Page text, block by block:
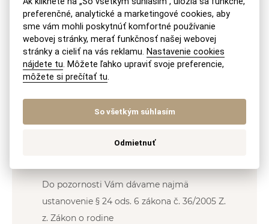
Žijem v zahraničí, v Spojenom kráľovstve. Na
Slovensku mám syna, ktorý bude mať v októbri 18
rokov. Jeho matka mi už dlhé roky zakazuje ho
kontaktovať a obracia ho proti mne. Ako môžem
ODPOVEĎ:
Do pozornosti Vám dávame najmä
ustanovenie § 24 ods. 6 zákona č. 36/2005 Z.
z. Zákon o rodine
preferenčné, analytické a marketingové cookies, aby
sme vám mohli poskytnúť komfortné používanie
webovej stránky, merať funkčnosť našej webovej
stránky a cieliť na vás reklamu. Nastavenie cookies
nájdete tu. Môžete ľahko upraviť svoje preferencie,
môžete si prečítať tu.
So všetkým súhlasím
Odmietnuť